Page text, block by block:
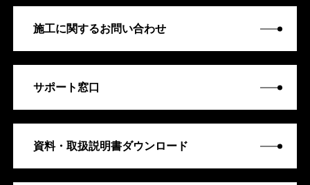
施工に関するお問い合わせ
サポート窓口
資料・取扱説明書ダウンロード